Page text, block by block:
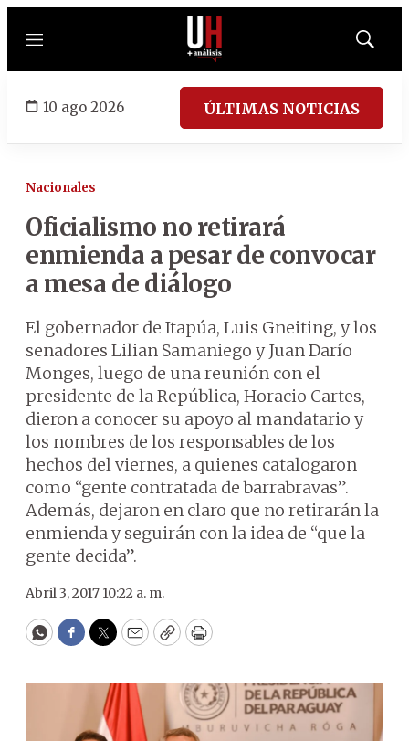
Menú
Mostrar
10 ago 2026 ÚLTIMAS NOTICIAS
Nacionales
Oficialismo no retirará
enmienda a pesar de convocar
a mesa de diálogo
El gobernador de Itapúa, Luis Gneiting, y los
senadores Lilian Samaniego y Juan Darío
Monges, luego de una reunión con el
presidente de la República, Horacio Cartes,
dieron a conocer su apoyo al mandatario y
los nombres de los responsables de los
hechos del viernes, a quienes catalogaron
como “gente contratada de barrabravas”.
Además, dejaron en claro que no retirarán la
enmienda y seguirán con la idea de “que la
gente decida”.
Abril 3, 2017 10:22 a. m.
WhatsApp
Facebook
Twitter
EmailCopyPrint